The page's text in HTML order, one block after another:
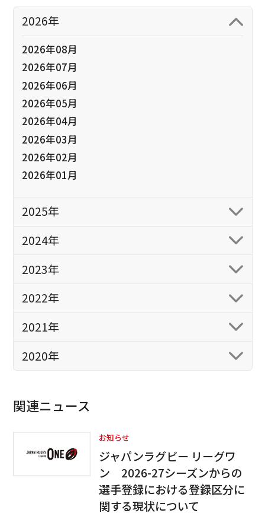
2026年
2026年08月
2026年07月
2026年06月
2026年05月
2026年04月
2026年03月
2026年02月
2026年01月
2025年
2024年
2023年
2022年
2021年
2020年
関連ニュース
お知らせ
ジャパンラグビー リーグワ
ン 2026-27シーズンからの
選手登録における登録区分に
関する現状について